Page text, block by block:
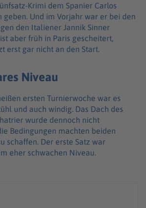
Krimi dem Spanier Carlos
geben. Und im Vorjahr war er bei den
den Italiener Jannik Sinner
aber früh in Paris gescheitert,
erst gar nicht an den Start.
Niveau
ersten Turnierwoche war es
und auch windig. Das Dach des
wurde dennoch nicht
Bedingungen machten beiden
schaffen. Der erste Satz war
eher schwachen Niveau.